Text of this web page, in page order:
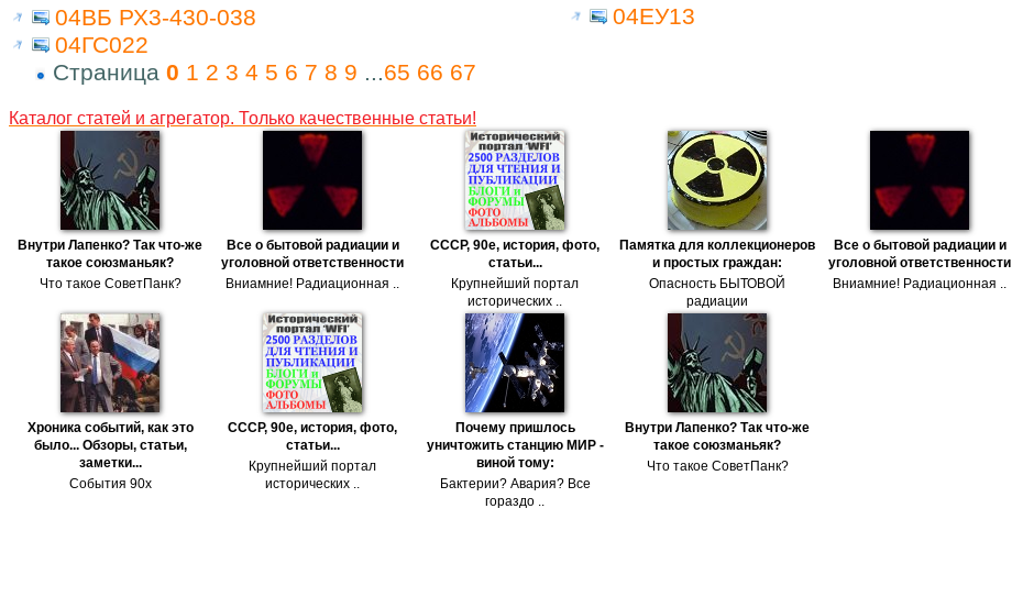
04ВБ РХ3-430-038
04ГС022
04ЕУ13
Страница 0 1 2 3 4 5 6 7 8 9 65 66 67
Каталог статей и агрегатор. Только качественные статьи!
Внутри Лапенко? Так что-же
такое союзманьяк?
Что такое СоветПанк?
Все о бытовой радиации и
уголовной ответственности
Вниамние! Радиационная ..
СССР, 90е, история, фото,
статьи...
Крупнейший портал
исторических ..
Памятка для коллекционеров
и простых граждан:
Опасность БЫТОВОЙ
радиации
Все о бытовой радиации и
уголовной ответственности
Вниамние! Радиационная ..
Хроника событий, как это
было... Обзоры, статьи,
заметки...
События 90х
СССР, 90е, история, фото,
статьи...
Крупнейший портал
исторических ..
Почему пришлось
уничтожить станцию МИР -
виной тому:
Бактерии? Авария? Все
гораздо ..
Внутри Лапенко? Так что-же
такое союзманьяк?
Что такое СоветПанк?